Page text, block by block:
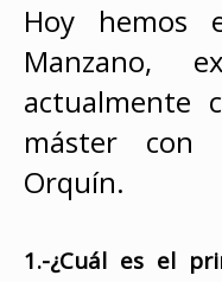
Hoy hemos
Manzano,
actualmente
máster con
Orquín.
1.-¿Cuál es el